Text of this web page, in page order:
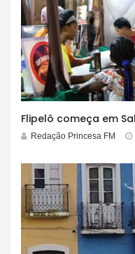
Redação Princesa FM